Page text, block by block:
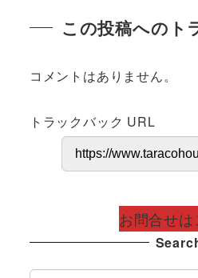
この投稿へのト
コメントはありません。
トラックバック URL
お問合せは